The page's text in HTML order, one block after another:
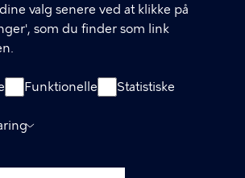
valg senere ved at klikke på
som du finder som link
Funktionelle Statistiske